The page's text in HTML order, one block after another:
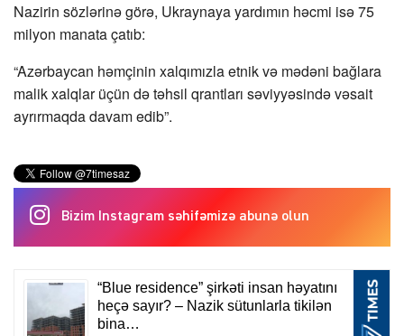
Nazirin sözlərinə görə, Ukraynaya yardımın həcmi isə 75
milyon manata çatıb:
“Azərbaycan həmçinin xalqımızla etnik və mədəni bağlara
malik xalqlar üçün də təhsil qrantları səviyyəsində vəsait
ayrırmaqda davam edib”.
Bizim Instagram səhifəmizə abunə olun